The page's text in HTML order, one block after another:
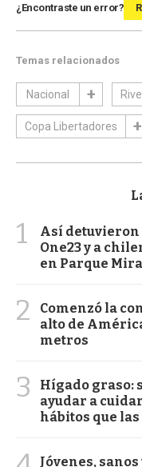
¿Encontraste un error?
Temas relacionados
Nacional
Copa Libertadores
1
Así detuvieron
One23 y a
en Parque
2
Comenzó la
alto de
metros
3
Hígado graso:
ayudar a
hábitos que
Jóvenes,